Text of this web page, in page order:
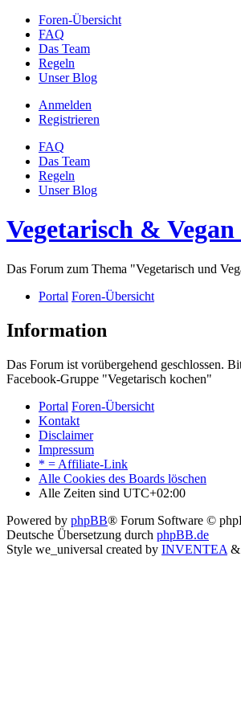
Foren-Übersicht
FAQ
Das Team
Regeln
Unser Blog
Anmelden
Registrieren
FAQ
Das Team
Regeln
Unser Blog
Vegetarisch &
Das Forum zum Thema "Vegetarisch und
Portal Foren-Übersicht
Information
Das Forum ist vorübergehend geschlossen.
Facebook-Gruppe "Vegetarisch kochen"
Portal Foren-Übersicht
Kontakt
Disclaimer
Impressum
* = Affiliate-Link
Alle Cookies des Boards löschen
Alle Zeiten sind UTC+02:00
Powered by phpBB® Forum Software ©
Deutsche Übersetzung durch phpBB.de
Style we_universal created by INVENTEA &